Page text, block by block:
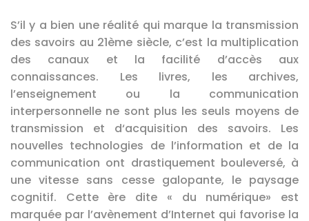
S’il y a bien une réalité qui marque la transmission
des savoirs au 21ème siècle, c’est la multiplication
des canaux et la facilité d’accès aux
connaissances. Les livres, les archives,
l’enseignement ou la communication
interpersonnelle ne sont plus les seuls moyens de
transmission et d‘acquisition des savoirs. Les
nouvelles technologies de l’information et de la
communication ont drastiquement bouleversé, à
une vitesse sans cesse galopante, le paysage
cognitif. Cette ère dite « du numérique» est
marquée par l’avènement d’Internet qui favorise la